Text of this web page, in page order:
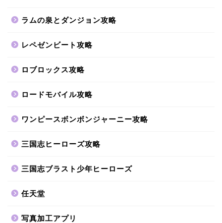
ラムの泉とダンジョン攻略
レペゼンビート攻略
ロブロックス攻略
ロードモバイル攻略
ワンピースボンボンジャーニー攻略
三国志ヒーローズ攻略
三国志ブラスト少年ヒーローズ
任天堂
写真加工アプリ